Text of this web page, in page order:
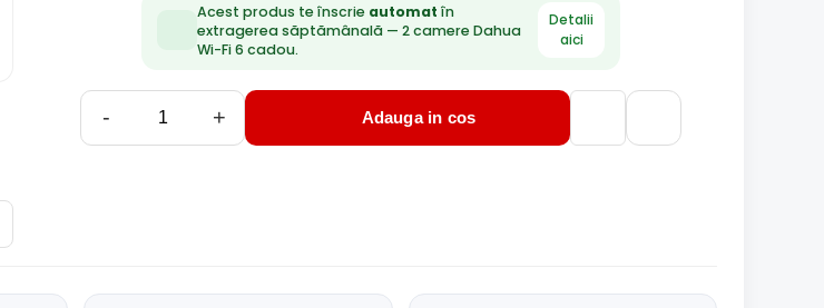
Acest produs te înscrie automat în
extragerea săptămânală — 2 camere Dahua
Wi-Fi 6 cadou.
Detalii
aici
- + Adauga in cos